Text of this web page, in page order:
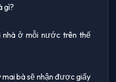
gì?
nhà ở mỗi nước trên thế
bà sẽ nhận được giấy